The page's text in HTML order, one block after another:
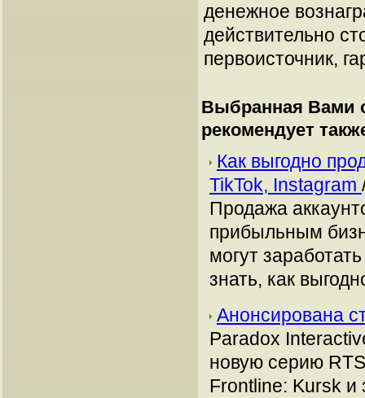
денежное
действительно
первоисточник,
Выбранная Вами
рекомендует
Как выгодно
TikTok, Instagram
Продажа
прибыльным
могут
знать, как
Анонсирована
Paradox
новую серию
Frontline: Kursk и